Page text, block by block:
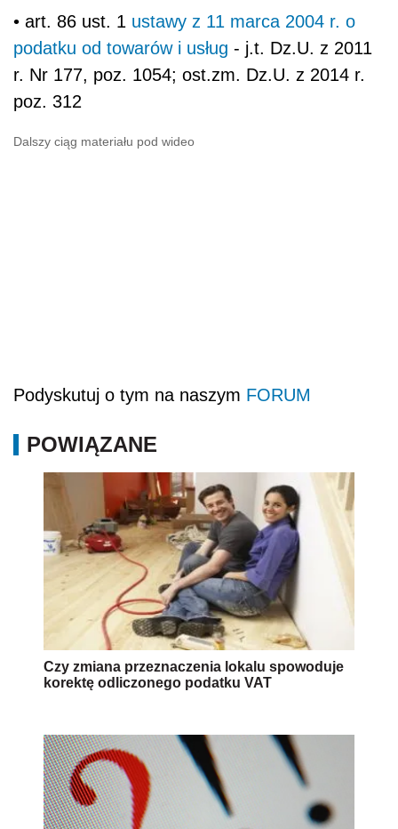
• art. 86 ust. 1 ustawy z 11 marca 2004 r. o
podatku od towarów i usług - j.t. Dz.U. z 2011
r. Nr 177, poz. 1054; ost.zm. Dz.U. z 2014 r.
poz. 312
Dalszy ciąg materiału pod wideo
Podyskutuj o tym na naszym FORUM
POWIĄZANE
Czy zmiana przeznaczenia lokalu spowoduje
korektę odliczonego podatku VAT